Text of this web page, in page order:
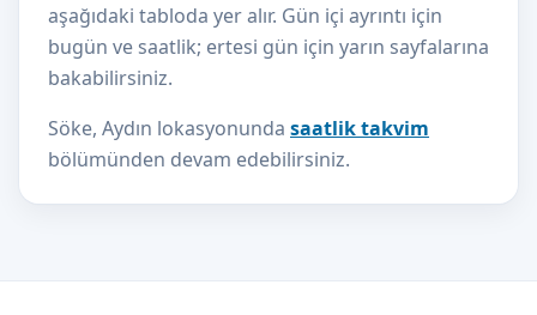
aşağıdaki tabloda yer alır. Gün içi ayrıntı için
bugün ve saatlik; ertesi gün için yarın sayfalarına
bakabilirsiniz.
Söke, Aydın lokasyonunda saatlik takvim
bölümünden devam edebilirsiniz.